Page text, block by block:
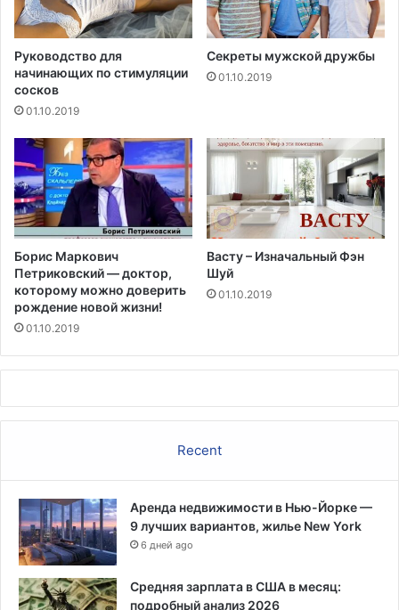
е
н
и
е
м
Руководство для
начинающих по стимуляции
сосков
01.10.2019
Секреты мужской дружбы
01.10.2019
Борис Маркович
Петриковский — доктор,
которому можно доверить
рождение новой жизни!
01.10.2019
Васту – Изначальный Фэн
Шуй
01.10.2019
Recent
Аренда недвижимости в Нью-Йорке —
9 лучших вариантов, жилье New York
6 дней ago
Средняя зарплата в США в месяц:
подробный анализ 2026